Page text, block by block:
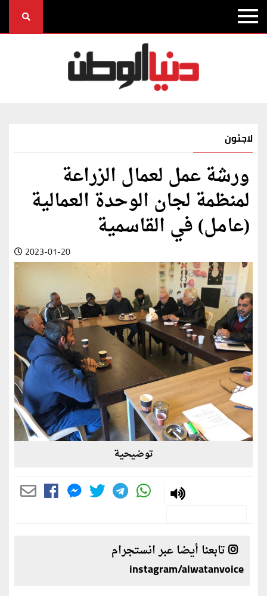
لاجئون
ورشة عمل لعمال الزراعة
لمنظمة لجان الوحدة العمالية
(عامل) في القاسمية
2023-01-20
توضيحية
تابعنا أيضا عبر انستجرام
instagram/alwatanvoice